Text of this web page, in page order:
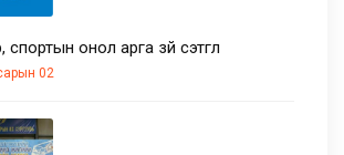
онол арга зүй сэтгүүл
02